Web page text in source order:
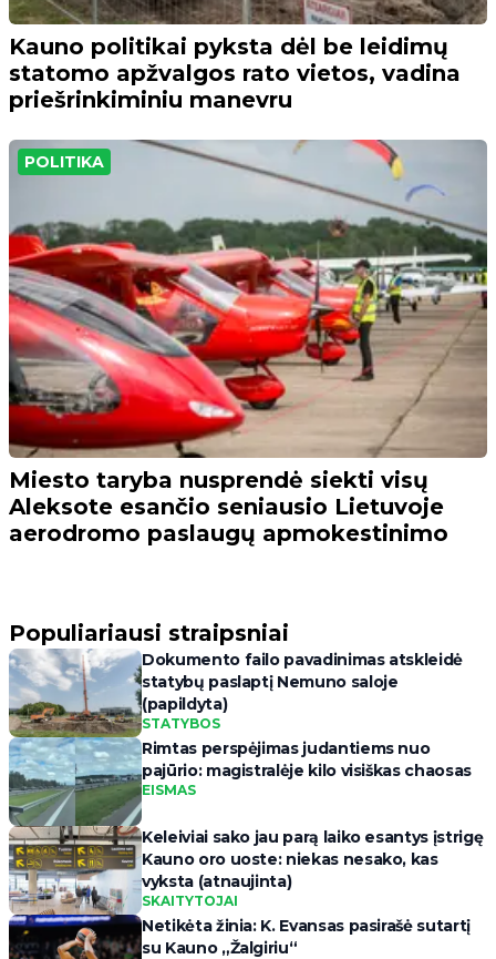
Kauno politikai pyksta dėl be leidimų
statomo apžvalgos rato vietos, vadina
priešrinkiminiu manevru
POLITIKA
Miesto taryba nusprendė siekti visų
Aleksote esančio seniausio Lietuvoje
aerodromo paslaugų apmokestinimo
Populiariausi straipsniai
Dokumento failo pavadinimas atskleidė
statybų paslaptį Nemuno saloje
(papildyta)
STATYBOS
Rimtas perspėjimas judantiems nuo
pajūrio: magistralėje kilo visiškas chaosas
EISMAS
Keleiviai sako jau parą laiko esantys įstrigę
Kauno oro uoste: niekas nesako, kas
vyksta (atnaujinta)
SKAITYTOJAI
Netikėta žinia: K. Evansas pasirašė sutartį
su Kauno „Žalgiriu“